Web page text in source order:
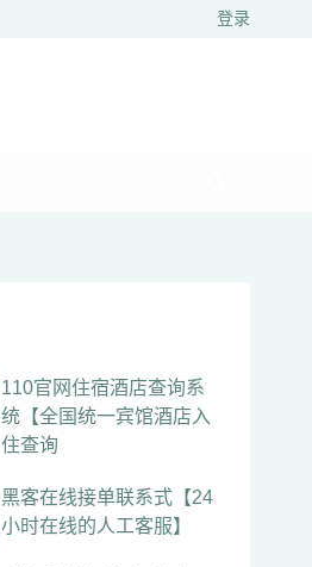
登录
110官网住宿酒店查询系
统【全国统一宾馆酒店入
住查询
黑客在线接单联系式【24
小时在线的人工客服】